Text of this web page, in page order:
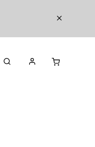
KONTAKTY